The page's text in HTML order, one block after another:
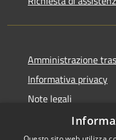
Amministrazione
Informativa privacy
Note legali
Dichiarazione di